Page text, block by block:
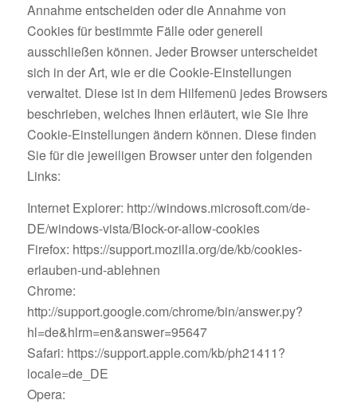
Annahme entscheiden oder die Annahme von
Cookies für bestimmte Fälle oder generell
ausschließen können. Jeder Browser unterscheidet
sich in der Art, wie er die Cookie-Einstellungen
verwaltet. Diese ist in dem Hilfemenü jedes Browsers
beschrieben, welches Ihnen erläutert, wie Sie Ihre
Cookie-Einstellungen ändern können. Diese finden
Sie für die jeweiligen Browser unter den folgenden
Links:
Internet Explorer: http://windows.microsoft.com/de-
DE/windows-vista/Block-or-allow-cookies
Firefox: https://support.mozilla.org/de/kb/cookies-
erlauben-und-ablehnen
Chrome:
http://support.google.com/chrome/bin/answer.py?
hl=de&hlrm=en&answer=95647
Safari: https://support.apple.com/kb/ph21411?
locale=de_DE
Opera: